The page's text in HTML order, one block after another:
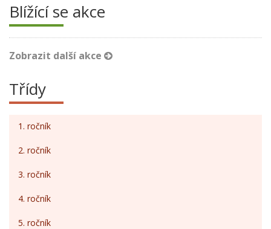
Blížící se akce
Zobrazit další akce
Třídy
1. ročník
2. ročník
3. ročník
4. ročník
5. ročník